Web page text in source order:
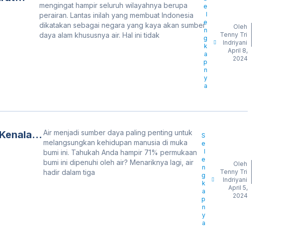
mengingat hampir seluruh wilayahnya berupa
perairan. Lantas inilah yang membuat Indonesia
dikatakan sebagai negara yang kaya akan sumber
daya alam khususnya air. Hal ini tidak
e
l
e
n
g
k
a
p
n
y
a
Oleh
Tenny Tri
Indriyani
April 8,
2024
Air menjadi sumber daya paling penting untuk
melangsungkan kehidupan manusia di muka
bumi ini. Tahukah Anda hampir 71% permukaan
bumi ini dipenuhi oleh air? Menariknya lagi, air
hadir dalam tiga
S
e
l
e
n
g
k
a
p
n
y
a
Oleh
Tenny Tri
Indriyani
April 5,
2024